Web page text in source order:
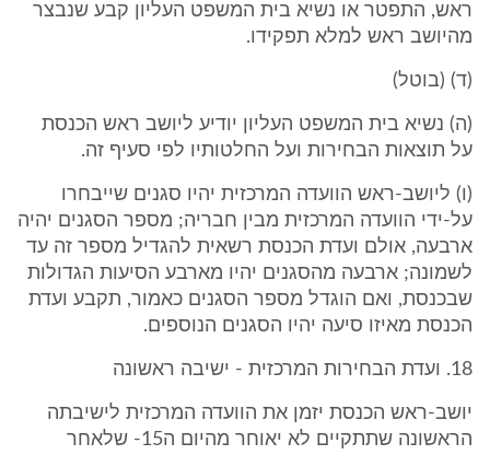
ראש, התפטר או נשיא בית המשפט העליון קבע שנבצר
מהיושב ראש למלא תפקידו.
(ד) (בוטל)
(ה) נשיא בית המשפט העליון יודיע ליושב ראש הכנסת
על תוצאות הבחירות ועל החלטותיו לפי סעיף זה.
(ו) ליושב-ראש הוועדה המרכזית יהיו סגנים שייבחרו
על-ידי הוועדה המרכזית מבין חבריה; מספר הסגנים יהיה
ארבעה, אולם ועדת הכנסת רשאית להגדיל מספר זה עד
לשמונה; ארבעה מהסגנים יהיו מארבע הסיעות הגדולות
שבכנסת, ואם הוגדל מספר הסגנים כאמור, תקבע ועדת
הכנסת מאיזו סיעה יהיו הסגנים הנוספים.
18. ועדת הבחירות המרכזית - ישיבה ראשונה
יושב-ראש הכנסת יזמן את הוועדה המרכזית לישיבתה
הראשונה שתתקיים לא יאוחר מהיום ה15- שלאחר